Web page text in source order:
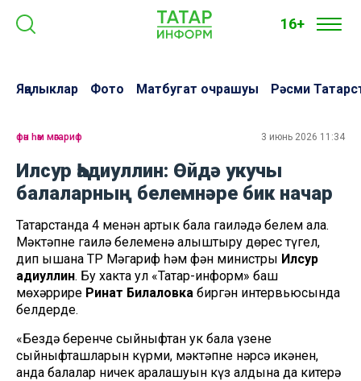
16+
Яңалыклар Фото Матбугат очрашуы Рәсми
фән һәм мәгариф 3 июнь 2026 11:34
Илсур Һадиуллин: Өйдә укучы
балаларның белемнәре бик начар
Татарстанда 4 меңнән артык бала гаиләдә белем ала.
Мәктәпне гаилә белеменә алыштыру дөрес түгел,
дип ышана ТР Мәгариф һәм фән министры Илсур
Һадиуллин. Бу хакта ул «Татар-информ» баш
мөхәррире Ринат Билаловка биргән интервьюсында
белдерде.
«Бездә беренче сыйныфтан ук бала үзенең
сыйныфташларын күрми, мәктәпнең нәрсә икәнен,
анда балалар ничек аралашуын күз алдына да китерә